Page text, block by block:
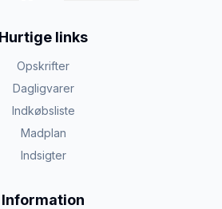
Hurtige links
Opskrifter
Dagligvarer
Indkøbsliste
Madplan
Indsigter
Information